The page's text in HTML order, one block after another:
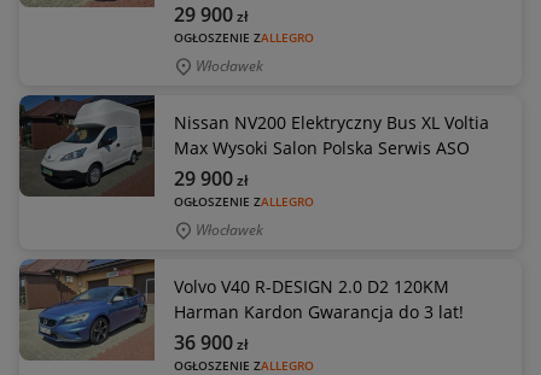
OGŁOSZENIE ZALLEGRO
29 900zł
Włocławek
Nissan NV200 Elektryczny Bus XL Voltia
Max Wysoki Salon Polska Serwis ASO
OGŁOSZENIE ZALLEGRO
29 900zł
Włocławek
Volvo V40 R-DESIGN 2.0 D2 120KM
Harman Kardon Gwarancja do 3 lat!
OGŁOSZENIE ZALLEGRO
36 900zł